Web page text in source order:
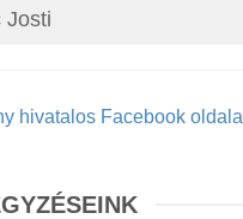
hivatalos Facebook oldala